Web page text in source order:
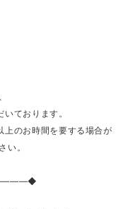
ております。
上のお時間を要する場合が
い。